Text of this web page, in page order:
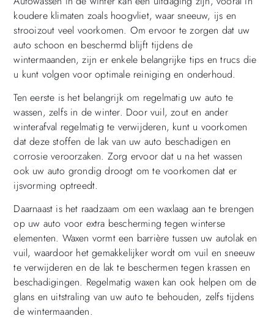
koudere klimaten zoals hoogvliet, waar sneeuw, ijs en
strooizout veel voorkomen. Om ervoor te zorgen dat uw
auto schoon en beschermd blijft tijdens de
wintermaanden, zijn er enkele belangrijke tips en trucs die
u kunt volgen voor optimale reiniging en onderhoud.
Ten eerste is het belangrijk om regelmatig uw auto te
wassen, zelfs in de winter. Door vuil, zout en ander
winterafval regelmatig te verwijderen, kunt u voorkomen
dat deze stoffen de lak van uw auto beschadigen en
corrosie veroorzaken. Zorg ervoor dat u na het wassen
ook uw auto grondig droogt om te voorkomen dat er
ijsvorming optreedt.
Daarnaast is het raadzaam om een ​​waxlaag aan te brengen
op uw auto voor extra bescherming tegen winterse
elementen. Waxen vormt een barrière tussen uw autolak en
vuil, waardoor het gemakkelijker wordt om vuil en sneeuw
te verwijderen en de lak te beschermen tegen krassen en
beschadigingen. Regelmatig waxen kan ook helpen om de
glans en uitstraling van uw auto te behouden, zelfs tijdens
de wintermaanden.